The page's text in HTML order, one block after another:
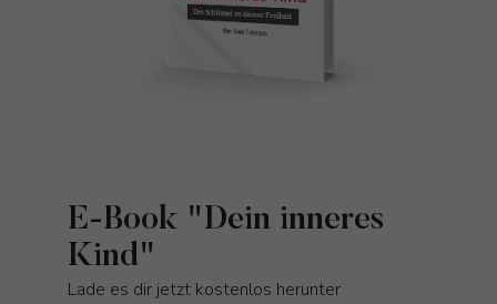
E-Book "Dein inneres
Kind"
Lade es dir jetzt kostenlos herunter